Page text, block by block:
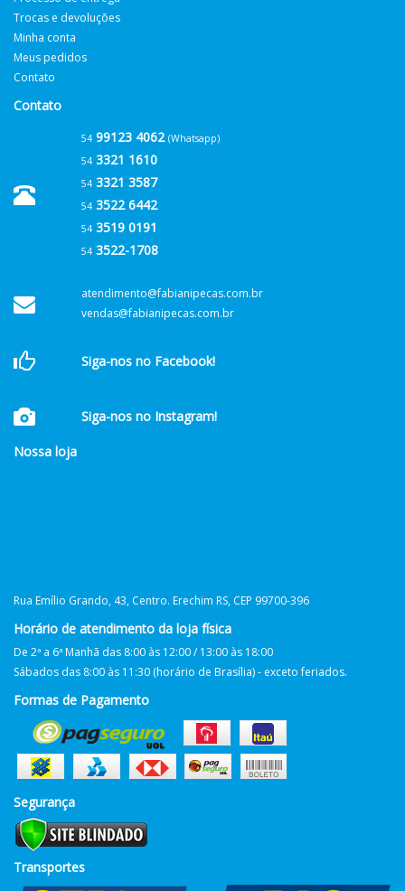
Trocas e devoluções
Minha conta
Meus pedidos
Contato
Contato
5499123 4062 (Whatsapp)
543321 1610
543321 3587
543522 6442
543519 0191
543522-1708
atendimento@fabianipecas.com.br
vendas@fabianipecas.com.br
Siga-nos no Facebook!
Siga-nos no Instagram!
Nossa loja
Rua Emílio Grando, 43, Centro. Erechim RS, CEP 99700-396
Horário de atendimento da loja física
De 2ª a 6ª Manhã das 8:00 às 12:00 / 13:00 às 18:00
Sábados das 8:00 às 11:30 (horário de Brasília) - exceto feriados.
Formas de Pagamento
Segurança
Transportes